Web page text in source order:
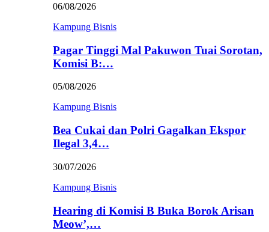
06/08/2026
Kampung Bisnis
Pagar Tinggi Mal Pakuwon Tuai Sorotan,
Komisi B:…
05/08/2026
Kampung Bisnis
Bea Cukai dan Polri Gagalkan Ekspor
Ilegal 3,4…
30/07/2026
Kampung Bisnis
Hearing di Komisi B Buka Borok Arisan
Meow’,…